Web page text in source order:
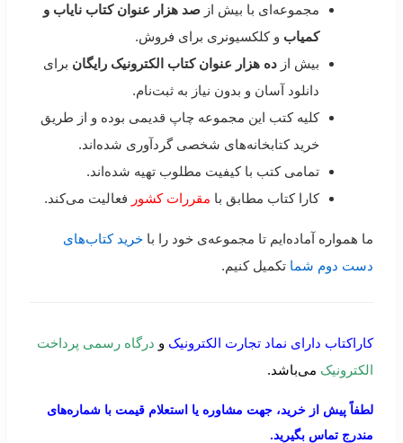
مجموعه‌ای با بیش از صد هزار عنوان کتاب نایاب و
کمیاب و کلکسیونری برای فروش.
بیش از ده هزار عنوان کتاب الکترونیک رایگان برای
دانلود آسان و بدون نیاز به ثبت‌نام.
کلیه کتب این مجموعه چاپ قدیمی بوده و از طریق
خرید کتابخانه‌های شخصی گردآوری شده‌اند.
تمامی کتب با کیفیت مطلوب تهیه شده‌اند.
کارا کتاب مطابق با مقررات کشور فعالیت می‌کند.
ما همواره آماده‌ایم تا مجموعه‌ی خود را با خرید کتاب‌های
دست دوم شما تکمیل کنیم.
کاراکتاب دارای نماد تجارت الکترونیک و درگاه رسمی پرداخت
الکترونیک می‌باشد.
لطفاً پیش از خرید، جهت مشاوره یا استعلام قیمت با شماره‌های
مندرج تماس بگیرید.